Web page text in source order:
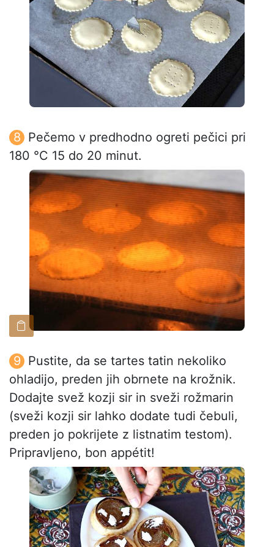
Pečemo v predhodno ogreti pečici pri
180 °C 15 do 20 minut.
Pustite, da se tartes tatin nekoliko
ohladijo, preden jih obrnete na krožnik.
Dodajte svež kozji sir in sveži rožmarin
(sveži kozji sir lahko dodate tudi čebuli,
preden jo pokrijete z listnatim testom).
Pripravljeno, bon appétit!